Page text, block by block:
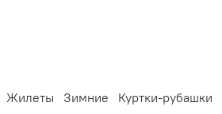
Жилеты Зимние Куртки-рубашки